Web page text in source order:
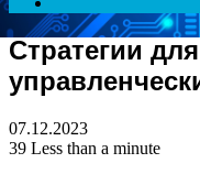
for
Стратегии
07.12.2023
39 Less than a minute